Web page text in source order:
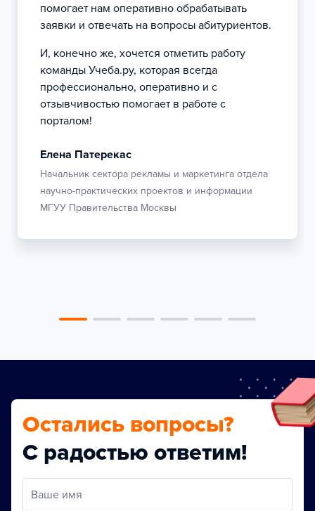
помогает нам оперативно обрабатывать
заявки и отвечать на вопросы абитуриентов.
И, конечно же, хочется отметить работу
команды Учеба.ру, которая всегда
профессионально, оперативно и с
отзывчивостью помогает в работе с
порталом!
Елена Патерекас
Начальник сектора рекламы и маркетинга отдела
научно-практических проектов и информации
МГУУ Правительства Москвы
Остались вопросы?
С радостью ответим!
Ваше имя